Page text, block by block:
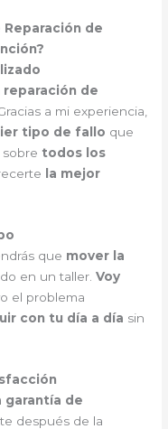
Reparación de
de
Gracias a mi experiencia,
tipo de fallo que
todos los
la mejor
que mover la
en un taller.Voy
el problema
con tu día a día sin
garantía de
después de la